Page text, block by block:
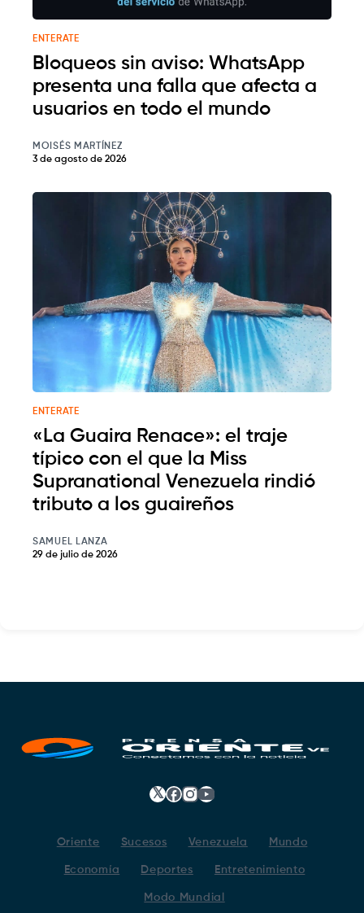
ENTERATE
Bloqueos sin aviso: WhatsApp
presenta una falla que afecta a
usuarios en todo el mundo
MOISÉS MARTÍNEZ
3 de agosto de 2026
ENTERATE
«La Guaira Renace»: el traje
típico con el que la Miss
Supranational Venezuela rindió
tributo a los guaireños
SAMUEL LANZA
29 de julio de 2026
𝕏 Facebook
Instagram
YouTube
Oriente Sucesos Venezuela Mundo
Economía Deportes Entretenimiento
Modo Mundial